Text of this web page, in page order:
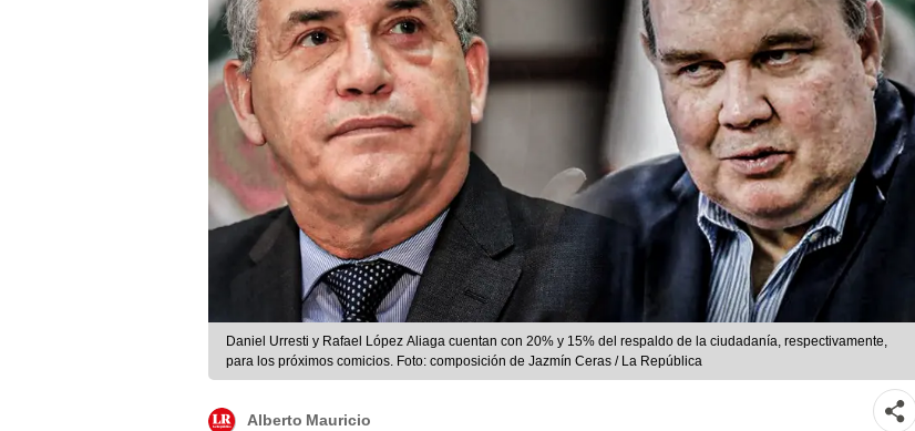
Daniel Urresti y Rafael López Aliaga cuentan con 20% y 15% del respaldo de la ciudadanía, respectivamente,
para los próximos comicios. Foto: composición de Jazmín Ceras / La República
Alberto Mauricio